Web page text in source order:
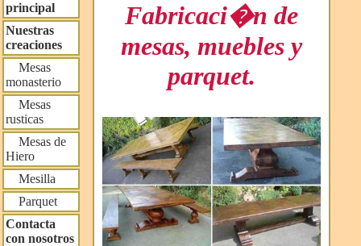
principal
Nuestras
creaciones
Mesas
monasterio
Mesas
rusticas
Mesas de
Hiero
Mesilla
Parquet
Contacta
con nosotros
Fabricaci�n de
mesas, muebles y
parquet.